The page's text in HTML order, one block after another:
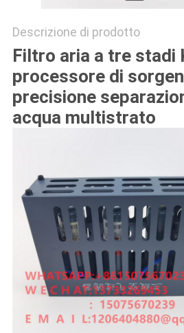
Descrizione di prodotto
Filtro aria a tre stadi
processore di
precisione
acqua multistrato